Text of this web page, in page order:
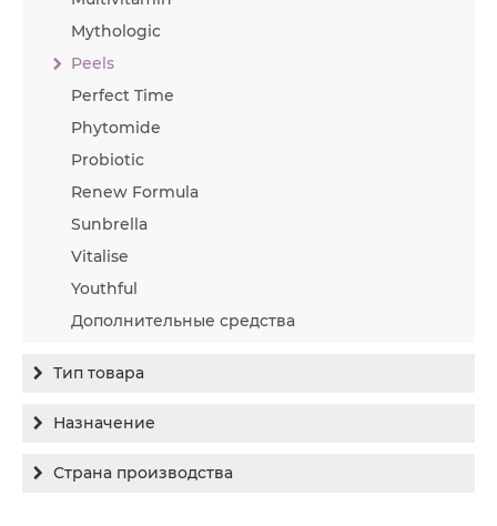
Mythologic
Peels
Perfect Time
Phytomide
Probiotic
Renew Formula
Sunbrella
Vitalise
Youthful
Дополнительные средства
Тип товара
Бальзам
Концентрат
Назначение
Гиперпигментация
Страна производства